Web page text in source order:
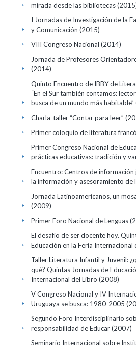
mirada desde las bibliotecas
+
I Jornadas de Investigación de la
y Comunicación (2015)
+
VIII Congreso Nacional (2014)
+
Jornada de Profesores
(2014)
+
Quinto Encuentro de IBBY de
“En el Sur también contamos:
busca de un mundo más habitable”
+
Charla-taller “Contar para leer”
+
Primer coloquio de literatura
+
Primer Congreso Nacional de
prácticas educativas: tradición y
+
Encuentro: Centros de información
la información y asesoramiento de
+
Jornada Latinoamericanos, un
(2009)
+
Primer Foro Nacional de Lenguas
+
El desafío de ser docente hoy.
Educación en la Feria Internacional
+
Taller Literatura Infantil y Juvenil:
qué? Quintas Jornadas de
Internacional del Libro (2008)
+
V Congreso Nacional y IV
Uruguaya se busca: 1980-2005
+
Segundo Foro Interdisciplinario
responsabilidad de Educar(2007)
+
Seminario Internacional sobre